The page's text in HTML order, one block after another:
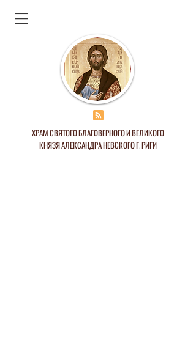
ХРАМ СВЯТОГО БЛАГОВЕРНОГО И ВЕЛИКОГО
КНЯЗЯ АЛЕКСАНДРА НЕВСКОГО Г. РИГИ